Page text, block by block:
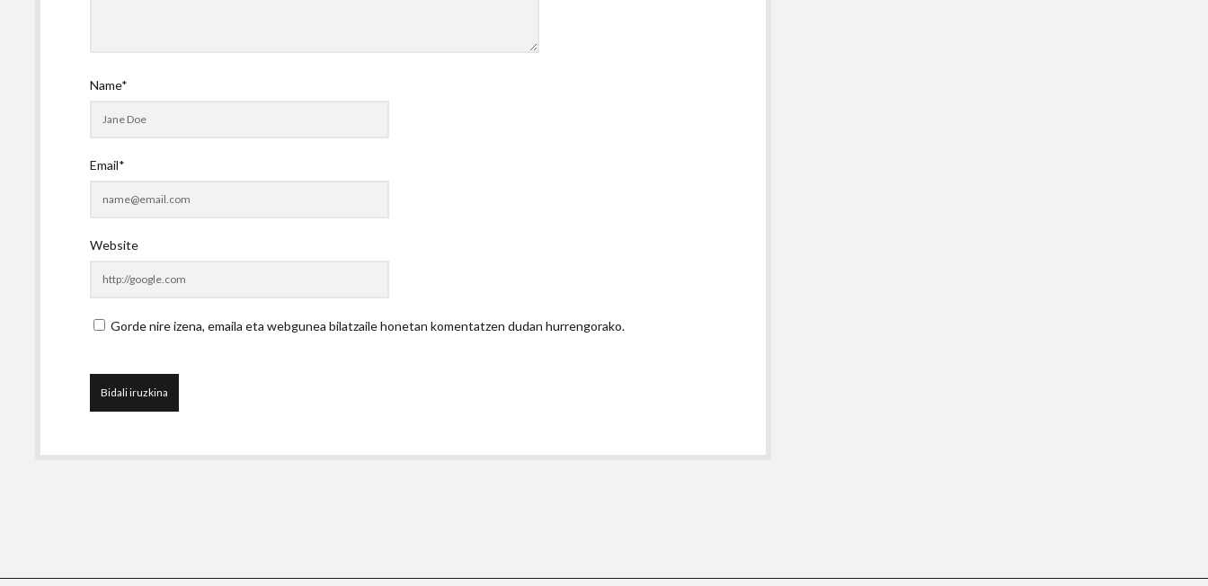
Name*
Email*
Website
Gorde nire izena, emaila eta webgunea bilatzaile honetan komentatzen dudan hurrengorako.